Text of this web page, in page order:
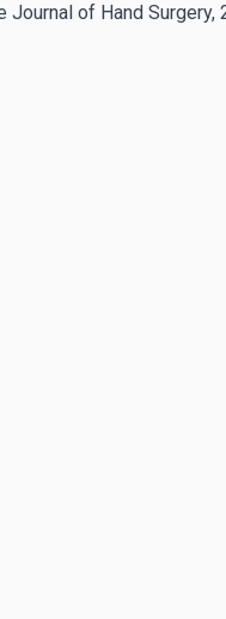
Journal of Hand Surgery,